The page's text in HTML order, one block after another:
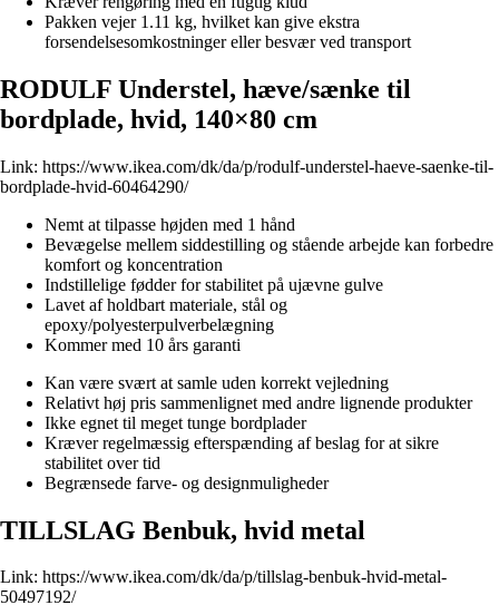
Pakken vejer 1.11 kg, hvilket kan give ekstra
forsendelsesomkostninger eller besvær ved transport
RODULF Understel, hæve/sænke til
bordplade, hvid, 140×80 cm
Link: https://www.ikea.com/dk/da/p/rodulf-understel-haeve-saenke-til-
bordplade-hvid-60464290/
Nemt at tilpasse højden med 1 hånd
Bevægelse mellem siddestilling og stående arbejde kan forbedre
komfort og koncentration
Indstillelige fødder for stabilitet på ujævne gulve
Lavet af holdbart materiale, stål og
epoxy/polyesterpulverbelægning
Kommer med 10 års garanti
Kan være svært at samle uden korrekt vejledning
Relativt høj pris sammenlignet med andre lignende produkter
Ikke egnet til meget tunge bordplader
Kræver regelmæssig efterspænding af beslag for at sikre
stabilitet over tid
Begrænsede farve- og designmuligheder
TILLSLAG Benbuk, hvid metal
Link: https://www.ikea.com/dk/da/p/tillslag-benbuk-hvid-metal-
50497192/